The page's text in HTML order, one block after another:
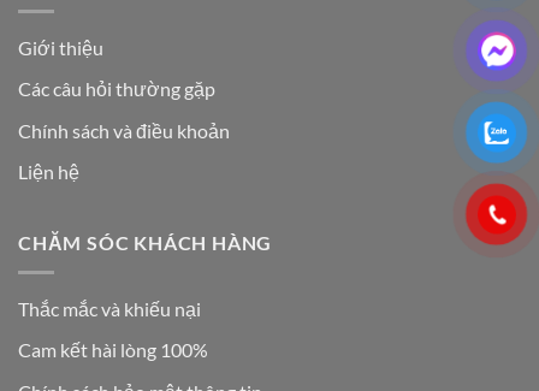
Giới thiệu
Các câu hỏi thường gặp
Chính sách và điều khoản
Liện hệ
CHĂM SÓC KHÁCH HÀNG
Thắc mắc và khiếu nại
Cam kết hài lòng 100%